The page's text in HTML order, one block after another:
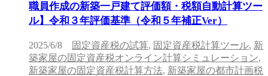
職員作成の新築一戸建て評価額・税額自動計算ツー
ル】令和３年評価基準（令和５年補正Ver）
2025/6/8 固定資産税の試算, 固定資産税計算ツール, 新
築家屋の固定資産税オンライン計算シミュレーション,
新築家屋の固定資産税計算方法, 新築家屋の都市計画税